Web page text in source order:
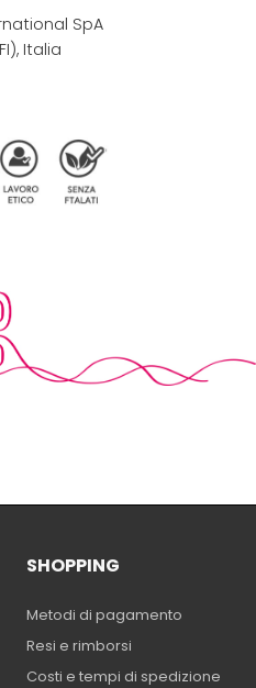
SpA
Italia
SHOPPING
Metodi di pagamento
Resi e rimborsi
Costi e tempi di spedizione